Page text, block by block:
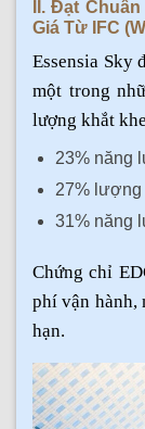
II. Đạt
Giá Từ IFC
Essensia Sky
một trong
lượng khắt
23% năng
27%
31% năng
Chứng chỉ
phí vận hành,
hạn.